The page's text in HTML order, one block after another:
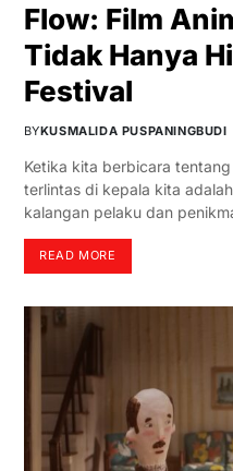
Flow: Film
Tidak Hanya
Festival
BYKUSMALIDA PUSPANINGBUDI
Ketika kita berbicara
terlintas di kepala kita
kalangan pelaku dan
READ MORE